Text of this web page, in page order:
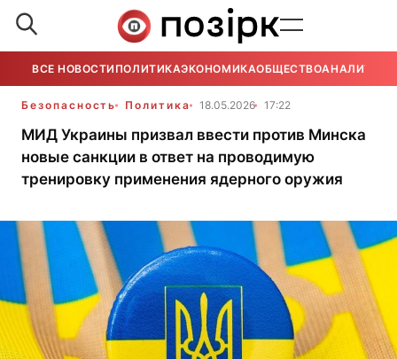
ВСЕ НОВОСТИ ПОЛИТИКАЭКОНОМИКАОБЩЕСТВОАНАЛИТИКА
Безопасность Политика 18.05.2026 17:22
МИД Украины призвал ввести против Минска
новые санкции в ответ на проводимую
тренировку применения ядерного оружия